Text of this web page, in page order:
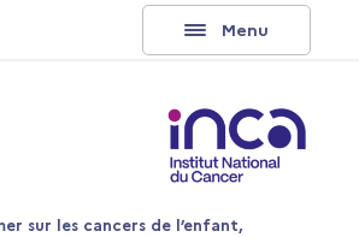
sur les cancers de l’enfant,
Menu